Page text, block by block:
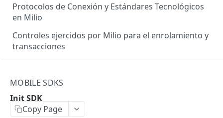
Protocolos de Conexión y Estándares Tecnológicos
en Milio
Controles ejercidos por Milio para el enrolamiento y
transacciones
Códigos de respuesta (GENERAL)
CASOS DE USO
MOBILE SDKS
Init SDK
Copy Page